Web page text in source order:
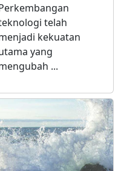
telah
kekuatan
yang
...